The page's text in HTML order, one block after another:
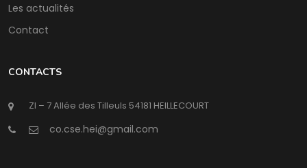
Les actualités
Contact
CONTACTS
ZI – 7 Allée des Tilleuls 54181 HEILLECOURT
@